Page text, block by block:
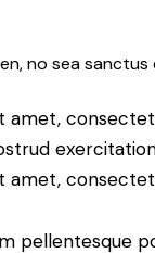
no sea
amet,
amet,
pellentesque